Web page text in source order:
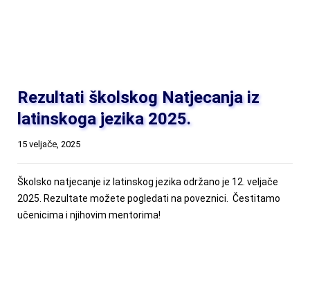
Rezultati školskog Natjecanja iz
latinskoga jezika 2025.
15 veljače, 2025
Školsko natjecanje iz latinskog jezika održano je 12. veljače
2025. Rezultate možete pogledati na poveznici. Čestitamo
učenicima i njihovim mentorima!